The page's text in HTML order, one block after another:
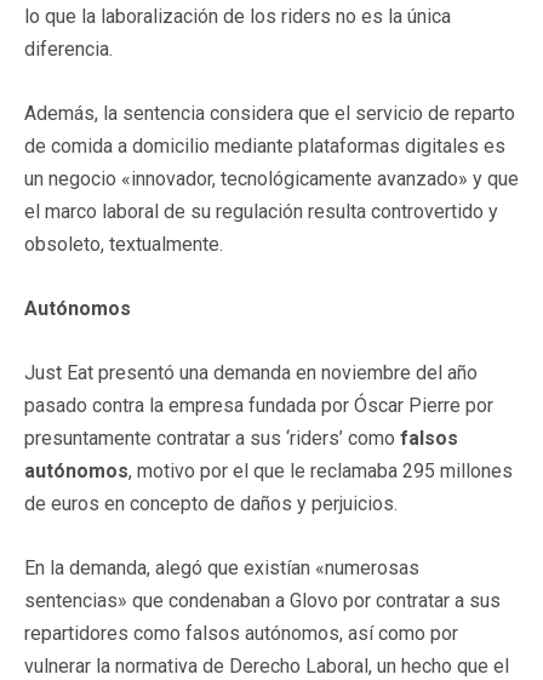
lo que la laboralización de los riders no es la única
diferencia.
Además, la sentencia considera que el servicio de reparto
de comida a domicilio mediante plataformas digitales es
un negocio «innovador, tecnológicamente avanzado» y que
el marco laboral de su regulación resulta controvertido y
obsoleto, textualmente.
Autónomos
Just Eat presentó una demanda en noviembre del año
pasado contra la empresa fundada por Óscar Pierre por
presuntamente contratar a sus ‘riders’ como falsos
autónomos, motivo por el que le reclamaba 295 millones
de euros en concepto de daños y perjuicios.
En la demanda, alegó que existían «numerosas
sentencias» que condenaban a Glovo por contratar a sus
repartidores como falsos autónomos, así como por
vulnerar la normativa de Derecho Laboral, un hecho que el